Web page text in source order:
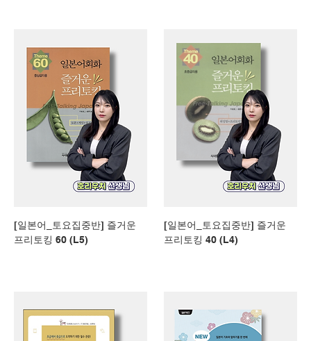
[일본어_토요집중반] 즐거운
프리토킹 60 (L5)
[일본어_토요집중반] 즐거운
프리토킹 40 (L4)